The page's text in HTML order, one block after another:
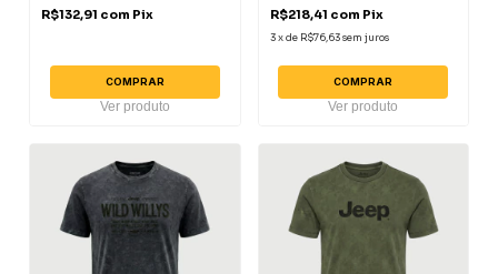
R$132,91 com Pix
COMPRAR
Ver produto
R$218,41 com Pix
3 xde R$76,63 sem juros
COMPRAR
Ver produto